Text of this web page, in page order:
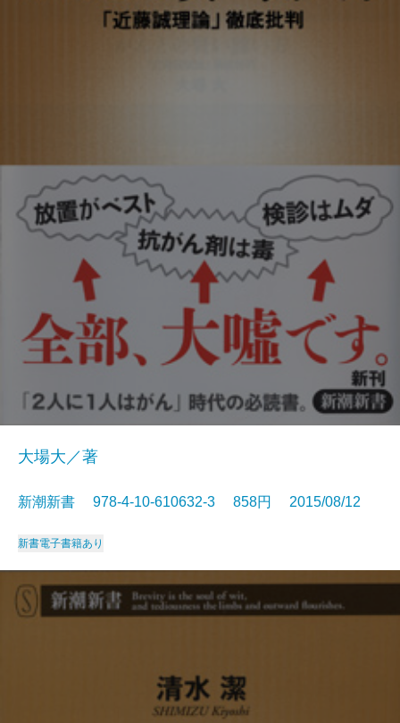
大場大／著
新潮新書 978-4-10-610632-3 858円 2015/08/12
新書電子書籍あり